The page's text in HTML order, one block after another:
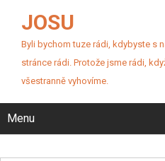
JOSU
Byli bychom tuze rádi, kdybyste s
stránce rádi. Protože jsme rádi,
všestranně vyhovíme.
Menu